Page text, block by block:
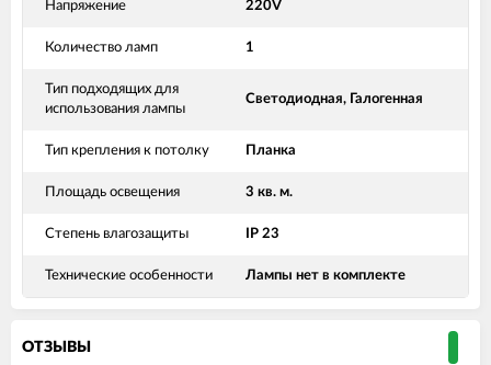
Напряжение 220V
Количество ламп 1
Тип подходящих для
использования лампы
Светодиодная, Галогенная
Тип крепления к потолку Планка
Площадь освещения 3 кв. м.
Степень влагозащиты IP 23
Технические особенности Лампы нет в комплекте
ОТЗЫВЫ